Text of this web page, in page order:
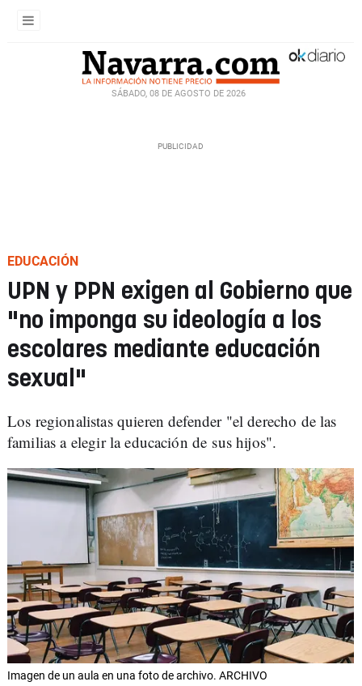
SÁBADO, 08 DE AGOSTO DE 2026
EDUCACIÓN
UPN y PPN exigen al Gobierno que
"no imponga su ideología a los
escolares mediante educación
sexual"
Los regionalistas quieren defender "el derecho de las
familias a elegir la educación de sus hijos".
Imagen de un aula en una foto de archivo. ARCHIVO